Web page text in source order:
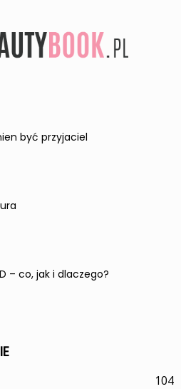
być przyjaciel
– co, jak i dlaczego?
104